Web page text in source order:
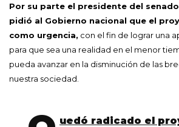
Por su parte el presidente del senado
pidió al Gobierno nacional que el
como urgencia, con el fin de lograr una
para que sea una realidad en el menor
pueda avanzar en la disminución de las
nuestra sociedad.
uedó radicado el